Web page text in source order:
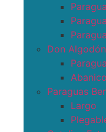
Don Algodón
Paraguas
Largo